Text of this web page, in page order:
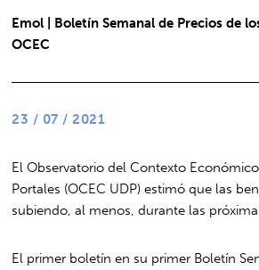
Emol | Boletín Semanal de Precios de
OCEC
23 / 07 / 2021
El Observatorio del Contexto
Portales (OCEC UDP) estimó que las
subiendo, al menos, durante las
El primer boletín en su primer Boletín